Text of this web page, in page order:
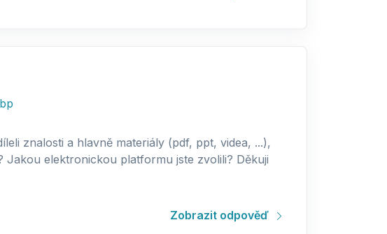
znalosti a hlavně materiály (pdf, ppt, videa, ...),
elektronickou platformu jste zvolili? Děkuji
Zobrazit odpověď